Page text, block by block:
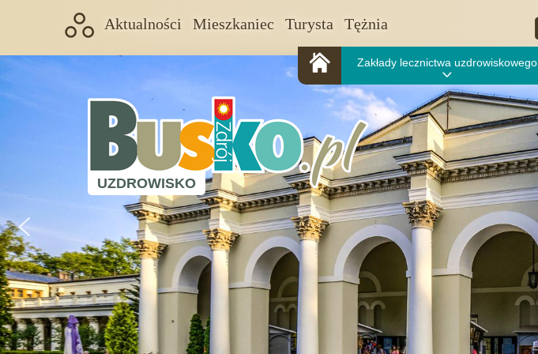
Aktualności Mieszkaniec Turysta Tężnia
UZDROWISKO
Zakłady lecznictwa uzdrowiskowego